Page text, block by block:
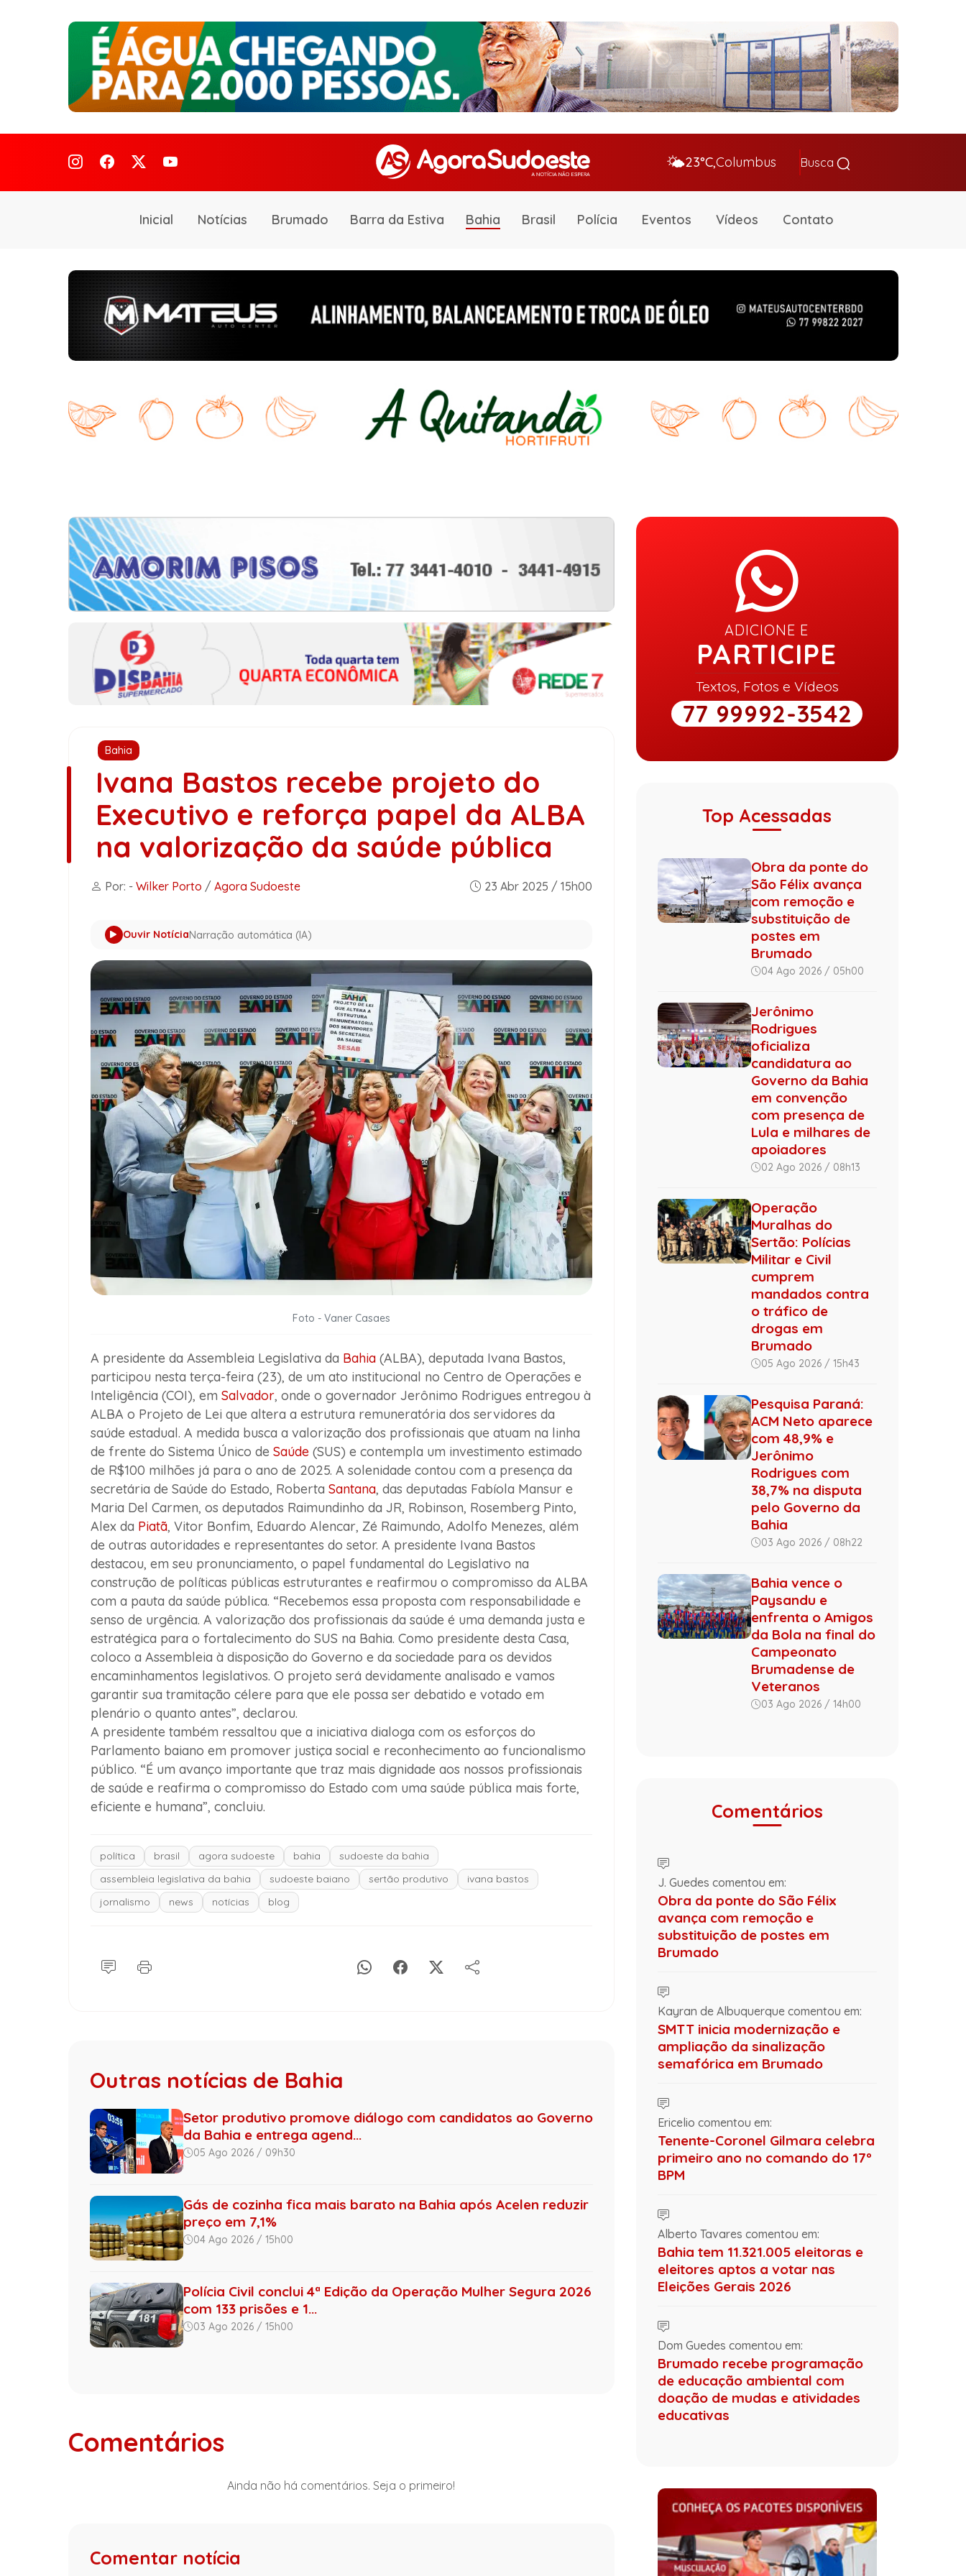
🌤️23°C,Columbus Busca
Inicial Notícias Brumado Barra da Estiva Bahia Brasil Polícia Eventos Vídeos Contato
Bahia
Ivana Bastos recebe projeto do
Executivo e reforça papel da ALBA
na valorização da saúde pública
Por: - Wilker Porto / Agora Sudoeste 23 Abr 2025 / 15h00
Ouvir NotíciaNarração automática (IA)
Foto - Vaner Casaes
A presidente da Assembleia Legislativa da Bahia(ALBA), deputada Ivana Bastos,
participou nesta terça-feira (23), de um ato institucional no Centro de Operações e
Inteligência (COI), em Salvador, onde o governador Jerônimo Rodrigues entregou à
ALBA o Projeto de Lei que altera a estrutura remuneratória dos servidores da
saúde estadual. A medida busca a valorização dos profissionais que atuam na linha
de frente do Sistema Único de Saúde(SUS) e contempla um investimento estimado
de R$100 milhões já para o ano de 2025. A solenidade contou com a presença da
secretária de Saúde do Estado, Roberta Santana, das deputadas Fabíola Mansur e
Maria Del Carmen, os deputados Raimundinho da JR, Robinson, Rosemberg Pinto,
Alex da Piatã, Vitor Bonfim, Eduardo Alencar, Zé Raimundo, Adolfo Menezes, além
de outras autoridades e representantes do setor. A presidente Ivana Bastos
destacou, em seu pronunciamento, o papel fundamental do Legislativo na
construção de políticas públicas estruturantes e reafirmou o compromisso da ALBA
com a pauta da saúde pública. “Recebemos essa proposta com responsabilidade e
senso de urgência. A valorização dos profissionais da saúde é uma demanda justa e
estratégica para o fortalecimento do SUS na Bahia. Como presidente desta Casa,
coloco a Assembleia à disposição do Governo e da sociedade para os devidos
encaminhamentos legislativos. O projeto será devidamente analisado e vamos
garantir sua tramitação célere para que ele possa ser debatido e votado em
plenário o quanto antes”, declarou.
A presidente também ressaltou que a iniciativa dialoga com os esforços do
Parlamento baiano em promover justiça social e reconhecimento ao funcionalismo
público. “É um avanço importante que traz mais dignidade aos nossos profissionais
de saúde e reafirma o compromisso do Estado com uma saúde pública mais forte,
eficiente e humana”, concluiu.
política brasil agora sudoeste bahia
sudoeste da bahia
assembleia legislativa da bahia
sudoeste baiano sertão produtivo
ivana bastos
jornalismo
news notícias blog
Outras notícias de Bahia
Setor produtivo promove diálogo com candidatos ao Governo
da Bahia e entrega agend...
05 Ago 2026 / 09h30
Gás de cozinha fica mais barato na Bahia após Acelen reduzir
preço em 7,1%
04 Ago 2026 / 15h00
Polícia Civil conclui 4ª Edição da Operação Mulher Segura 2026
com 133 prisões e 1...
03 Ago 2026 / 15h00
Comentários
Ainda não há comentários. Seja o primeiro!
Comentar notícia
ADICIONE E
PARTICIPE
Textos, Fotos e Vídeos
77 99992-3542
Top Acessadas
Obra da ponte do
São Félix avança
com remoção e
substituição de
postes em
Brumado
04 Ago 2026 / 05h00
Jerônimo
Rodrigues
oficializa
candidatura ao
Governo da Bahia
em convenção
com presença de
Lula e milhares de
apoiadores
02 Ago 2026 / 08h13
Operação
Muralhas do
Sertão: Polícias
Militar e Civil
cumprem
mandados contra
o tráfico de
drogas em
Brumado
05 Ago 2026 / 15h43
Pesquisa Paraná:
ACM Neto aparece
com 48,9% e
Jerônimo
Rodrigues com
38,7% na disputa
pelo Governo da
Bahia
03 Ago 2026 / 08h22
Bahia vence o
Paysandu e
enfrenta o Amigos
da Bola na final do
Campeonato
Brumadense de
Veteranos
03 Ago 2026 / 14h00
Comentários
J. Guedes comentou em:
Obra da ponte do São Félix
avança com remoção e
substituição de postes em
Brumado
Kayran de Albuquerque comentou em:
SMTT inicia modernização e
ampliação da sinalização
semafórica em Brumado
Ericelio comentou em:
Tenente-Coronel Gilmara celebra
primeiro ano no comando do 17º
BPM
Alberto Tavares comentou em:
Bahia tem 11.321.005 eleitoras e
eleitores aptos a votar nas
Eleições Gerais 2026
Dom Guedes comentou em:
Brumado recebe programação
de educação ambiental com
doação de mudas e atividades
educativas